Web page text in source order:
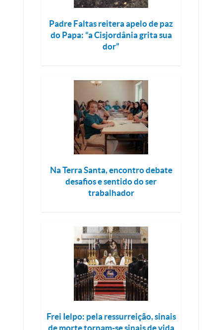
Padre Faltas reitera apelo de paz
do Papa: “a Cisjordânia grita sua
dor”
Na Terra Santa, encontro debate
desafios e sentido do ser
trabalhador
Frei Ielpo: pela ressurreição, sinais
de morte tornam-se sinais de vida